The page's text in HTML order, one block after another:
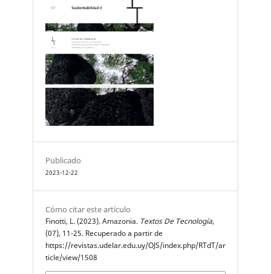
Publicado
2023-12-22
Cómo citar este artículo
Finotti, L. (2023). Amazonia. Textos De Tecnología,
(07), 11-25. Recuperado a partir de
https://revistas.udelar.edu.uy/OJS/index.php/RTdT/ar
ticle/view/1508